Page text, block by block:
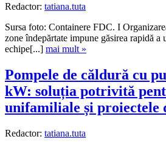
Redactor: tatiana.tuta
Sursa foto: Containere FDC. I
zone îndepărtate impune găsirea rapidă a
echipe[...] mai mult »
Pompele de căldură cu
kW: soluția potrivită
unifamiliale și proiectele
Redactor: tatiana.tuta